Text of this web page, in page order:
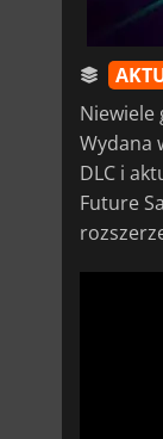
Niewiele
Wydana
DLC i
Future